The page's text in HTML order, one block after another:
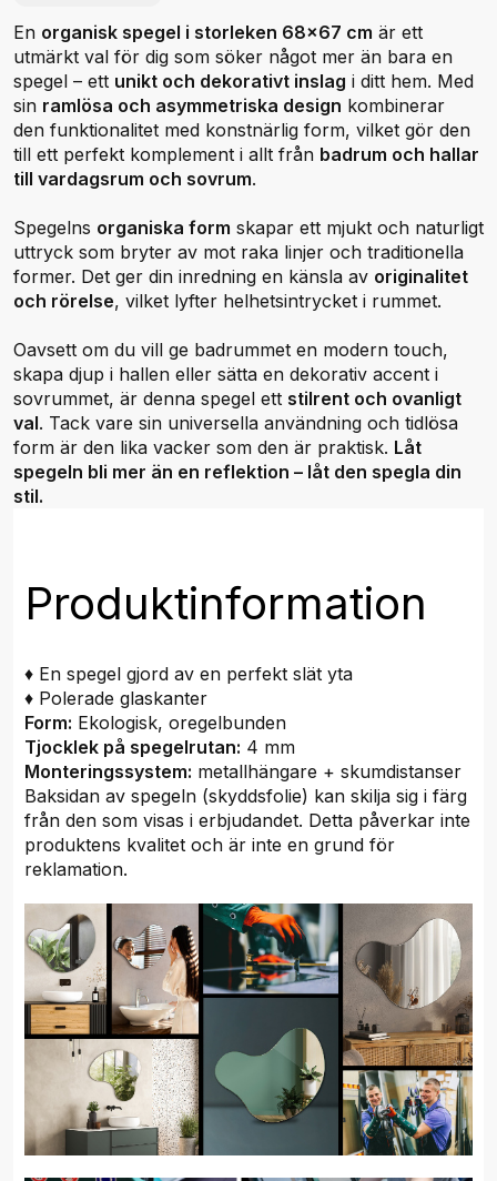
En organisk spegel i storleken 68x67 cm är ett
utmärkt val för dig som söker något mer än bara en
spegel – ett unikt och dekorativt inslag i ditt hem. Med
sin ramlösa och asymmetriska design kombinerar
den funktionalitet med konstnärlig form, vilket gör den
till ett perfekt komplement i allt från badrum och hallar
till vardagsrum och sovrum.
Spegelns organiska form skapar ett mjukt och naturligt
uttryck som bryter av mot raka linjer och traditionella
former. Det ger din inredning en känsla av originalitet
och rörelse, vilket lyfter helhetsintrycket i rummet.
Oavsett om du vill ge badrummet en modern touch,
skapa djup i hallen eller sätta en dekorativ accent i
sovrummet, är denna spegel ett stilrent och ovanligt
val. Tack vare sin universella användning och tidlösa
form är den lika vacker som den är praktisk. Låt
spegeln bli mer än en reflektion – låt den spegla din
stil.
Produktinformation
♦ En spegel gjord av en perfekt slät yta
♦ Polerade glaskanter
Form: Ekologisk, oregelbunden
Tjocklek på spegelrutan: 4 mm
Monteringssystem: metallhängare + skumdistanser
Baksidan av spegeln (skyddsfolie) kan skilja sig i färg
från den som visas i erbjudandet. Detta påverkar inte
produktens kvalitet och är inte en grund för
reklamation.